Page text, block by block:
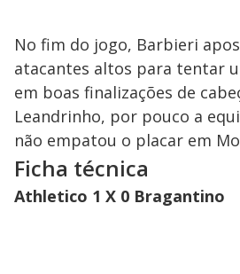
No fim do jogo, Barbieri
atacantes altos para tentar
em boas finalizações de
Leandrinho, por pouco a
não empatou o placar em
Ficha técnica
Athletico 1 X 0 Bragantino